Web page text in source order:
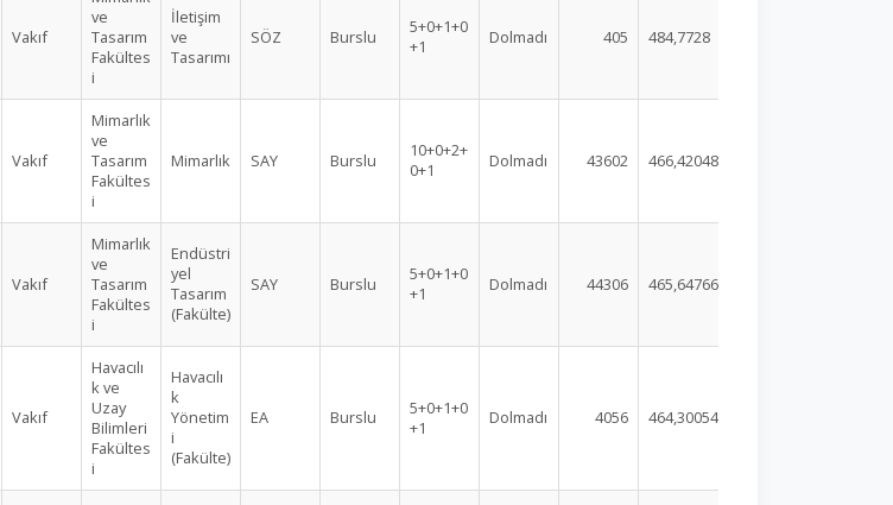
Vakıf
ve
Tasarım
Fakültes
i
İletişim
ve
Tasarımı
SÖZ Burslu
5+0+1+0
+1
Dolmadı 405 484,7728
Vakıf
Mimarlık
ve
Tasarım
Fakültes
i
Mimarlık SAY Burslu
10+0+2+
0+1
Dolmadı 43602 466,42048
Vakıf
Mimarlık
ve
Tasarım
Fakültes
i
Endüstri
yel
Tasarım
(Fakülte)
SAY Burslu
5+0+1+0
+1
Dolmadı 44306 465,64766
Vakıf
Havacılı
k ve
Uzay
Bilimleri
Fakültes
i
Havacılı
k
Yönetim
i
(Fakülte)
EA Burslu
5+0+1+0
+1
Dolmadı 4056 464,30054